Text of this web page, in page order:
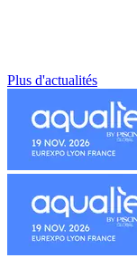
Plus d'actualités